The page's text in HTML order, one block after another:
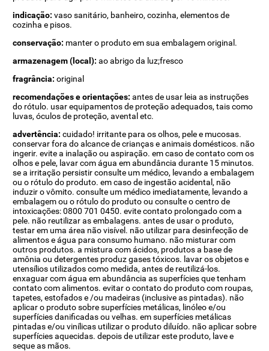
indicação: vaso sanitário, banheiro, cozinha, elementos de
cozinha e pisos.
conservação: manter o produto em sua embalagem original.
armazenagem (local): ao abrigo da luz;fresco
fragrância: original
recomendações e orientações: antes de usar leia as instruções
do rótulo. usar equipamentos de proteção adequados, tais como
luvas, óculos de proteção, avental etc.
advertência: cuidado! irritante para os olhos, pele e mucosas.
conservar fora do alcance de crianças e animais domésticos. não
ingerir. evite a inalação ou aspiração. em caso de contato com os
olhos e pele, lavar com água em abundância durante 15 minutos.
se a irritação persistir consulte um médico, levando a embalagem
ou o rótulo do produto. em caso de ingestão acidental, não
induzir o vômito. consulte um médico imediatamente, levando a
embalagem ou o rótulo do produto ou consulte o centro de
intoxicações: 0800 701 0450. evite contato prolongado com a
pele. não reutilizar as embalagens. antes de usar o produto,
testar em uma área não visível. não utilizar para desinfecção de
alimentos e água para consumo humano. não misturar com
outros produtos. a mistura com ácidos, produtos a base de
amônia ou detergentes produz gases tóxicos. lavar os objetos e
utensílios utilizados como medida, antes de reutilizá-los.
enxaguar com água em abundância as superfícies que tenham
contato com alimentos. evitar o contato do produto com roupas,
tapetes, estofados e /ou madeiras (inclusive as pintadas). não
aplicar o produto sobre superfícies metálicas, linóleo e/ou
superfícies danificadas ou velhas. em superfícies metálicas
pintadas e/ou vinílicas utilizar o produto diluído. não aplicar sobre
superfícies aquecidas. depois de utilizar este produto, lave e
seque as mãos.